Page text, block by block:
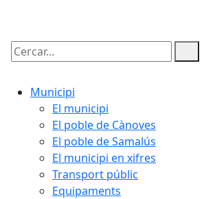
Cercar:
Municipi
El municipi
El poble de Cànoves
El poble de Samalús
El municipi en xifres
Transport públic
Equipaments